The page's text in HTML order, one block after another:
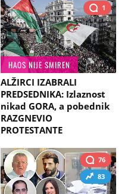
1
HAOS NIJE SMIREN
ALŽIRCI IZABRALI
PREDSEDNIKA: Izlaznost
nikad GORA, a pobednik
RAZGNEVIO
PROTESTANTE
76
83